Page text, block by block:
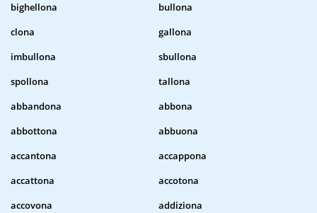
bighellona
bullona
clona
gallona
imbullona
sbullona
spollona
tallona
abbandona
abbona
abbottona
abbuona
accantona
accappona
accattona
accotona
accovona
addiziona